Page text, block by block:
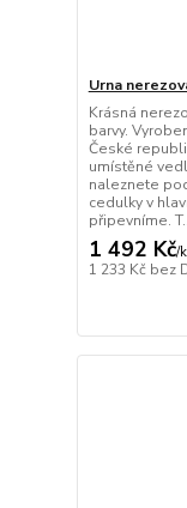
Urna
Krásná
barvy.
České
umístěné
naleznete
cedulky v
připevníme.
1 492 Kč/
1 233 Kč bez